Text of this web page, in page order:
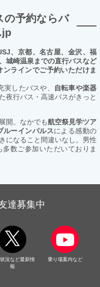
の予約ならバ
、京都、名古屋、金沢、福
城崎温泉までの直行バスなど
ラインでご予約いただけま
実したバスや、
自転車や楽器
夜行バス・高速バスがきっと
開。なかでも航空祭見学ツア
ルーインパルスによる感動の
になること間違いなし。男性
数ご参加いただいておりま
達募集中
況など最新情
報
乗り場案内など